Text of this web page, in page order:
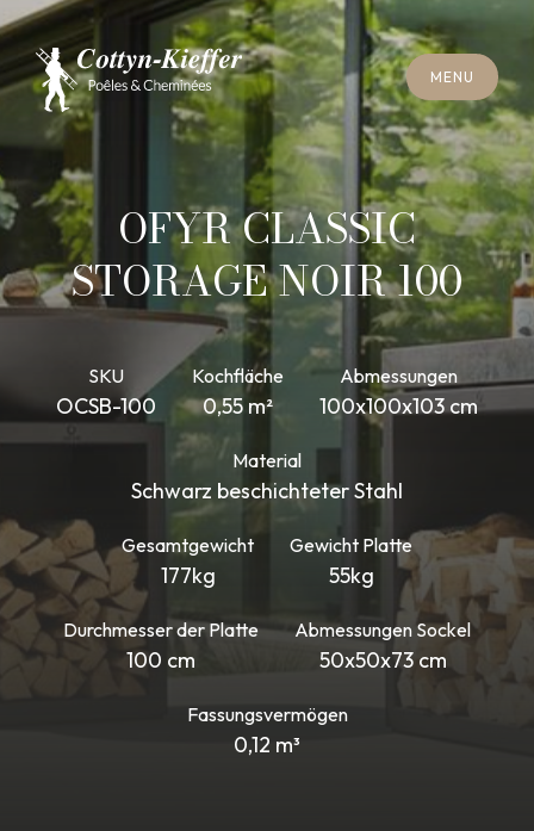
M EN U
MENU
MIN SCH O STE IN GUNG
O NS N REIN UNG
SCHL
SCH E SS E N
OFYR CLASSIC
STORAGE NOIR 100
SKU
OCSB-100
Kochfläche
0,55 m²
Abmessungen
100x100x103 cm
Material
Schwarz beschichteter Stahl
Gesamtgewicht
177kg
Gewicht Platte
55kg
Durchmesser der Platte
100 cm
Abmessungen Sockel
50x50x73 cm
Fassungsvermögen
0,12 m³